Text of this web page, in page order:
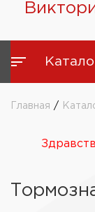
Главная /